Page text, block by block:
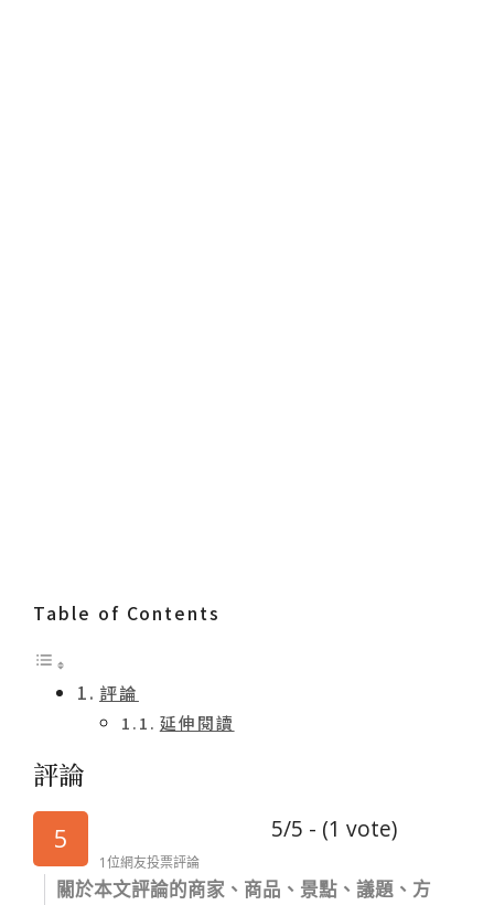
Table of Contents
評論
延伸閱讀
評論
5 5/5 - (1 vote)
1位網友投票評論
關於本文評論的商家、商品、景點、議題、方